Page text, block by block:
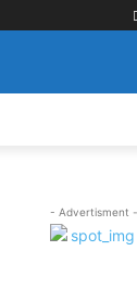
- Advertisment -